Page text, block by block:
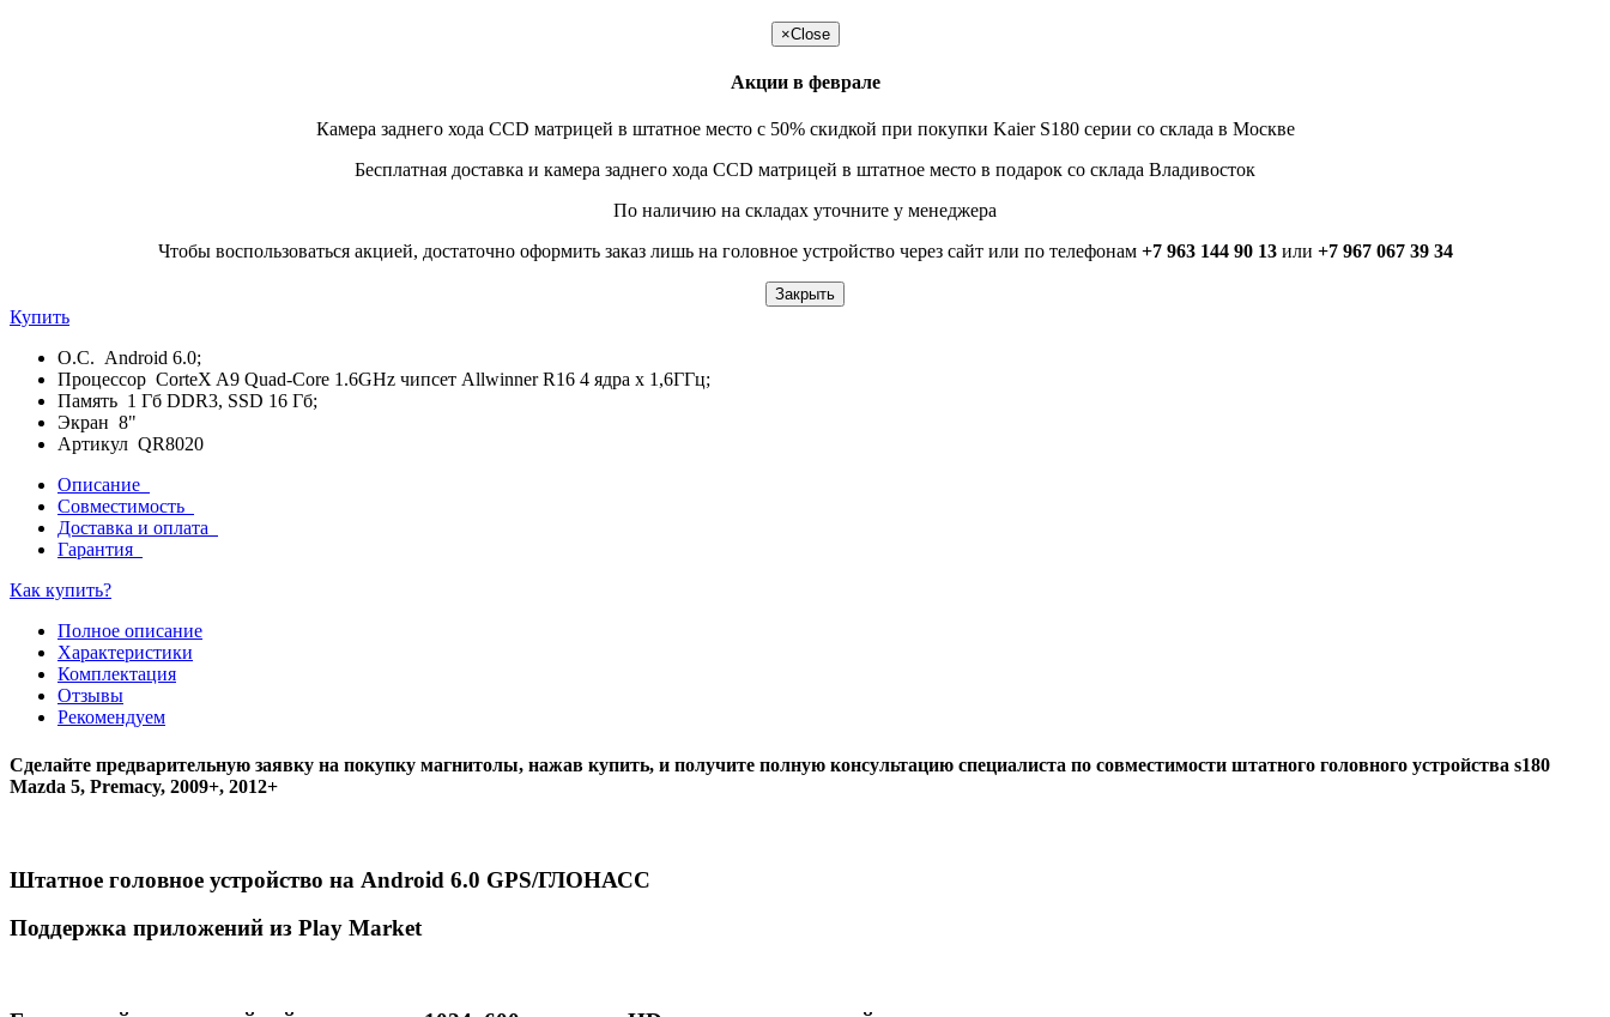
×Close
Акции в феврале
Камера заднего хода CCD матрицей в штатное место с 50% скидкой при покупки Kaier S180 серии со склада в Москве
Бесплатная доставка и камера заднего хода CCD матрицей в штатное место в подарок со склада Владивосток
По наличию на складах уточните у менеджера
Чтобы воспользоваться акцией, достаточно оформить заказ лишь на головное устройство через сайт или по телефонам +7 963 144 90 13или +7 967 067 39 34
Закрыть
Купить
О.С. Android 6.0;
Процессор CorteX A9 Quad-Core 1.6GHz чипсет Allwinner R16 4 ядра х 1,6ГГц;
Память 1 Гб DDR3, SSD 16 Гб;
Экран 8"
Артикул QR8020
Описание
Совместимость
Доставка и оплата
Гарантия
Как купить?
Полное описание
Характеристики
Комплектация
Отзывы
Рекомендуем
Сделайте предварительную заявку на покупку магнитолы, нажав купить, и получите полную консультацию специалиста по совместимости штатного головного устройства s180
Mazda 5, Premacy, 2009+, 2012+
Штатное головное устройство на Android 6.0 GPS/ГЛОНАСС
Поддержка приложений из Play Market